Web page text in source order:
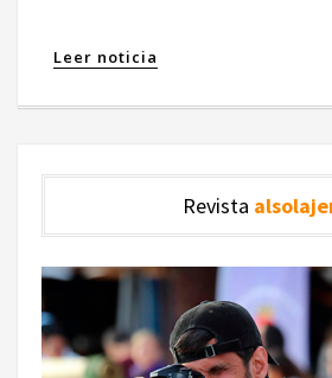
Leer noticia
Revista